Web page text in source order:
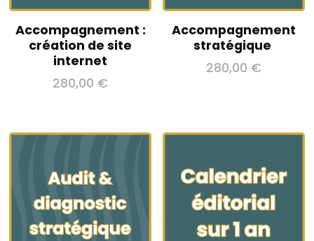
Accompagnement :
création de site
internet
280,00 €
Accompagnement
stratégique
280,00 €